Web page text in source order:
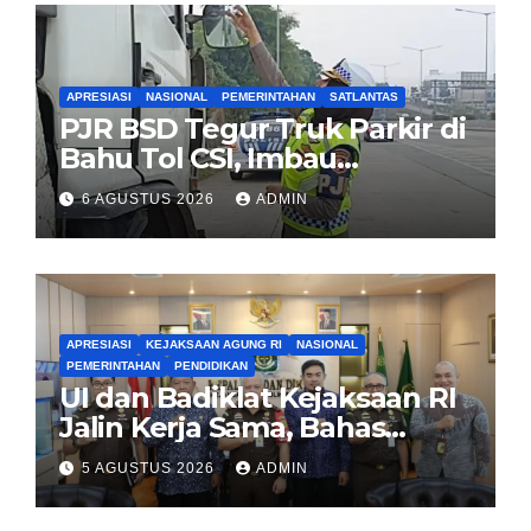
APRESIASI NASIONAL PEMERINTAHAN SATLANTAS
PJR BSD Tegur Truk Parkir di
Bahu Tol CSI, Imbau
Pengendara Tertib
6 AGUSTUS 2026 ADMIN
APRESIASI KEJAKSAAN AGUNG RI
NASIONAL
PEMERINTAHAN
PENDIDIKAN
UI dan Badiklat Kejaksaan RI
Jalin Kerja Sama, Bahas
Pembentukan Pusat Studi
Kajian Kejaksaan
5 AGUSTUS 2026 ADMIN